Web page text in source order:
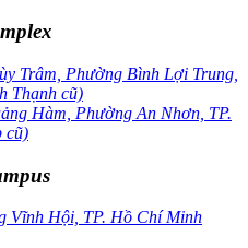
Trâm, Phường Bình Lợi Trung,
Thạnh cũ)
Hàm, Phường An Nhơn, TP.
cũ)
Vĩnh Hội, TP. Hồ Chí Minh